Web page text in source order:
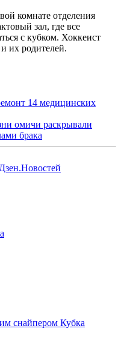
комнате отделения
зал, где все
с кубком. Хоккеист
их родителей.
14 медицинских
омичи раскрывали
брака
Дзен.Новостей
снайпером Кубка